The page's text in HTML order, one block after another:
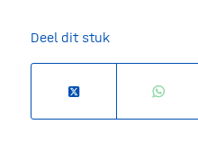
Deel dit stuk